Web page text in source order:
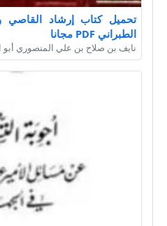
تحميل كتاب إرشاد القاصي
الطبراني PDF مجانا
نايف بن صلاح بن علي المنصوري